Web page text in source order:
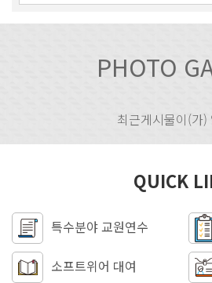
PHOTO
최근게시물이(가)
QUICK
특수분야 교원연수
소프트위어 대여